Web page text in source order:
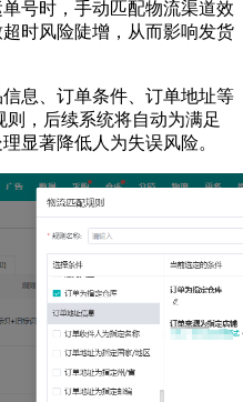
号时，手动匹配物流渠道效
时风险陡增，从而影响发货
息、订单条件、订单地址等
则，后续系统将自动为满足
显著降低人为失误风险。